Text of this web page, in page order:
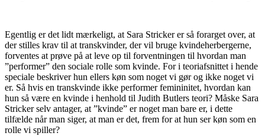
Egentlig er det lidt mærkeligt, at Sara Stricker er så forarget over, at
der stilles krav til at transkvinder, der vil bruge kvindeherbergerne,
forventes at prøve på at leve op til forventningen til hvordan man
”performer” den sociale rolle som kvinde. For i teoriafsnittet i hende
speciale beskriver hun ellers køn som noget vi gør og ikke noget vi
er. Så hvis en transkvinde ikke performer femininitet, hvordan kan
hun så være en kvinde i henhold til Judith Butlers teori? Måske Sara
Stricker selv antager, at ”kvinde” er noget man bare er, i dette
tilfælde når man siger, at man er det, frem for at hun ser køn som en
rolle vi spiller?